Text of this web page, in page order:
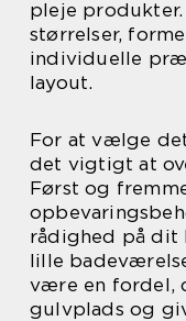
pleje
størrelser,
individuelle
layout.
For at vælge
det vigtigt at
Først og
rådighed på dit
lille
være en fordel,
gulvplads og